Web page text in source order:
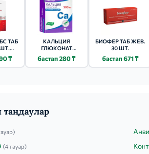
ТАБ
₸
КАЛЬЦИЯ
ГЛЮКОНАТ
№40
бастап 280 ₸
БИОФЕР ТАБ ЖЕВ.
30 ШТ.
бастап 671 ₸
(4 тауар)